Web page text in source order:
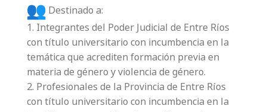
Destinado a:
1. Integrantes del Poder Judicial de Entre Ríos
con título universitario con incumbencia en la
temática que acrediten formación previa en
materia de género y violencia de género.
2. Profesionales de la Provincia de Entre Ríos
con título universitario con incumbencia en la